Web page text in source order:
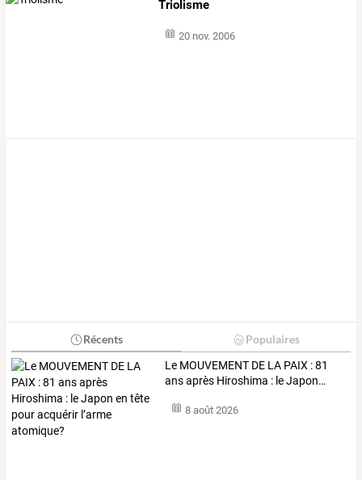
Triolisme
20 nov. 2006
Récents Populaires
Le MOUVEMENT DE LA PAIX :81
ansaprès Hiroshima : leJapon…
8 août 2026